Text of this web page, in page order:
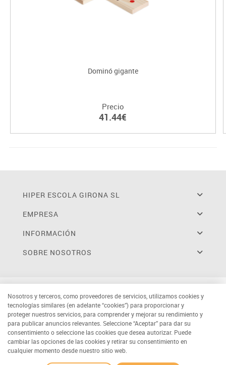
Dominó gigante
Precio
41.44€
HIPER ESCOLA GIRONA SL
EMPRESA
INFORMACIÓN
SOBRE NOSOTROS
Nosotros y terceros, como proveedores de servicios, utilizamos cookies y
tecnologías similares (en adelante “cookies”) para proporcionar y
proteger nuestros servicios, para comprender y mejorar su rendimiento y
para publicar anuncios relevantes. Seleccione “Aceptar” para dar su
consentimiento o seleccione las cookies que desea autorizar. Puede
cambiar las opciones de las cookies y retirar su consentimiento en
cualquier momento desde nuestro sitio web.